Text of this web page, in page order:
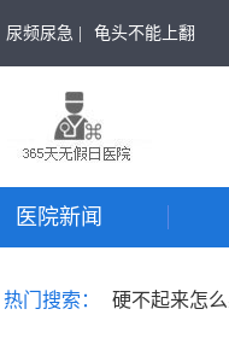
尿频尿急 | 龟头不能上翻
医院新闻
热门搜索： 硬不起来怎